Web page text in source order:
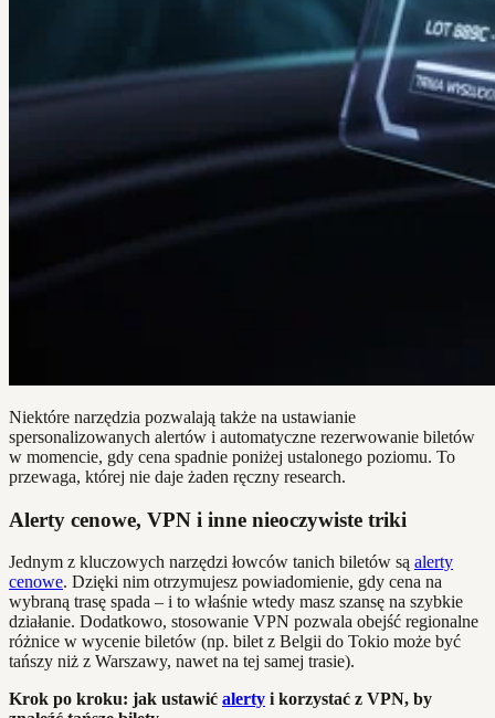
Niektóre narzędzia pozwalają także na ustawianie
spersonalizowanych alertów i automatyczne rezerwowanie biletów
w momencie, gdy cena spadnie poniżej ustalonego poziomu. To
przewaga, której nie daje żaden ręczny research.
Alerty cenowe, VPN i inne nieoczywiste triki
Jednym z kluczowych narzędzi łowców tanich biletów są alerty
cenowe. Dzięki nim otrzymujesz powiadomienie, gdy cena na
wybraną trasę spada – i to właśnie wtedy masz szansę na szybkie
działanie. Dodatkowo, stosowanie VPN pozwala obejść regionalne
różnice w wycenie biletów (np. bilet z Belgii do Tokio może być
tańszy niż z Warszawy, nawet na tej samej trasie).
Krok po kroku: jak ustawić alerty i korzystać z VPN, by